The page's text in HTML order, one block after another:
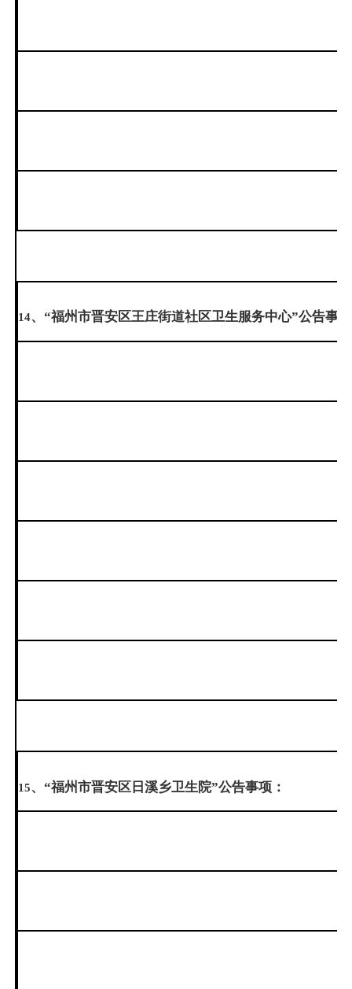
14、“福州市晋安区王庄街道社区卫生服务中心”公告事
15、“福州市晋安区日溪乡卫生院”公告事项：